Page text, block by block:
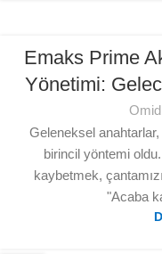
Emaks Prime
Yönetimi:
Geleneksel
birincil yöntemi
kaybetmek,
"Acaba